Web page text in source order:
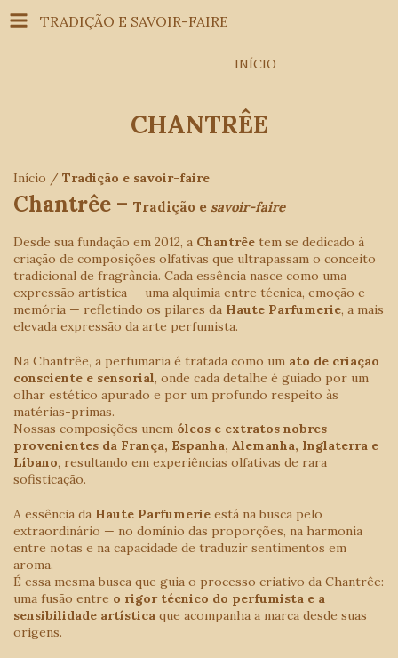
TRADIÇÃO E SAVOIR-FAIRE
INÍCIO
CHANTRÊE
Início / Tradição e savoir-faire
Chantrêe – Tradição e savoir-faire
Desde sua fundação em 2012, a Chantrêe tem se dedicado à
criação de composições olfativas que ultrapassam o conceito
tradicional de fragrância. Cada essência nasce como uma
expressão artística — uma alquimia entre técnica, emoção e
memória — refletindo os pilares da Haute Parfumerie, a mais
elevada expressão da arte perfumista.
Na Chantrêe, a perfumaria é tratada como um ato de criação
consciente e sensorial, onde cada detalhe é guiado por um
olhar estético apurado e por um profundo respeito às
matérias-primas.
Nossas composições unem óleos e extratos nobres
provenientes da França, Espanha, Alemanha, Inglaterra e
Líbano, resultando em experiências olfativas de rara
sofisticação.
A essência da Haute Parfumerie está na busca pelo
extraordinário — no domínio das proporções, na harmonia
entre notas e na capacidade de traduzir sentimentos em
aroma.
É essa mesma busca que guia o processo criativo da Chantrêe:
uma fusão entre o rigor técnico do perfumista e a
sensibilidade artística que acompanha a marca desde suas
origens.